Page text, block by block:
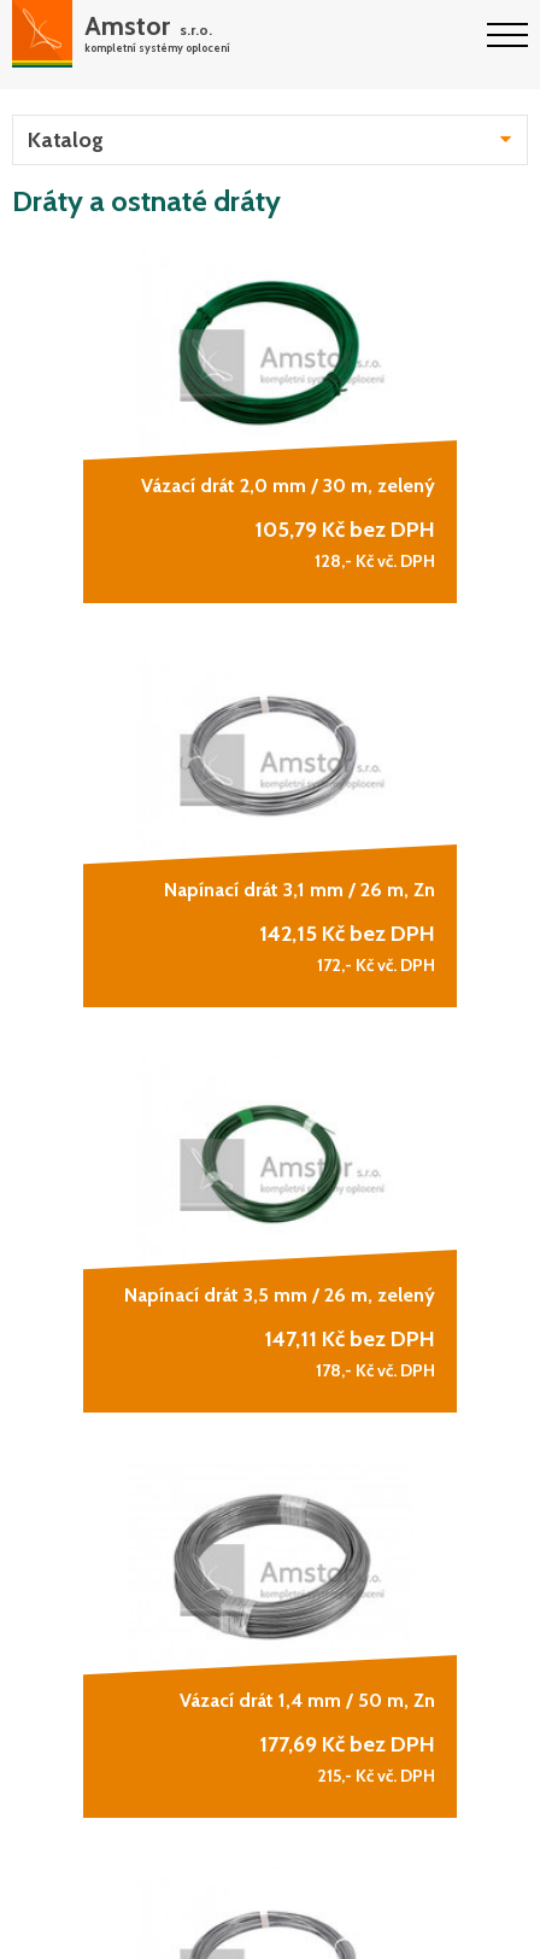
Amstor s.r.o.
kompletní systémy oplocení
Katalog
Dráty a ostnaté dráty
Vázací drát 2,0 mm / 30 m, zelený
105,79 Kč bez DPH
128,- Kč vč. DPH
Napínací drát 3,1 mm / 26 m, Zn
142,15 Kč bez DPH
172,- Kč vč. DPH
Napínací drát 3,5 mm / 26 m, zelený
147,11 Kč bez DPH
178,- Kč vč. DPH
Vázací drát 1,4 mm / 50 m, Zn
177,69 Kč bez DPH
215,- Kč vč. DPH